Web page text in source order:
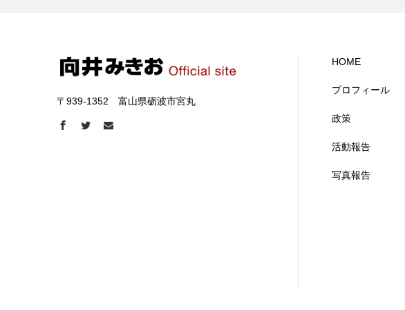
〒939-1352 富山県砺波市宮丸
HOME
プロフィール
政策
活動報告
写真報告